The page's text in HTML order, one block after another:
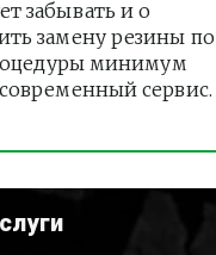
забывать и о
замену резины по
минимум
сервис.